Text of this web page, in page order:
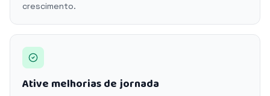
crescimento.
Ative melhorias de jornada